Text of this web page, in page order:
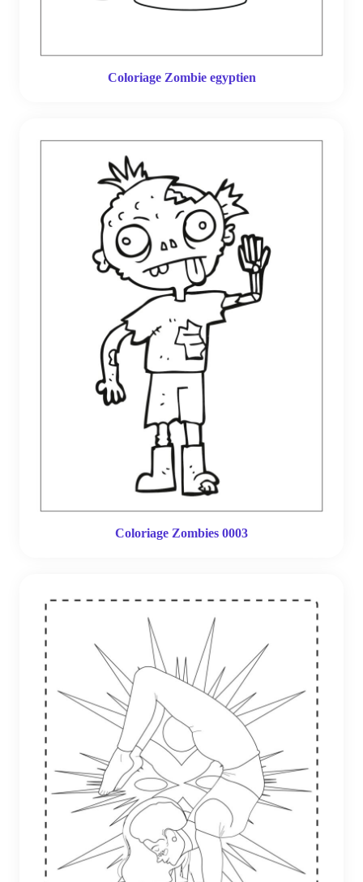
Coloriage Zombie egyptien
Coloriage Zombies 0003